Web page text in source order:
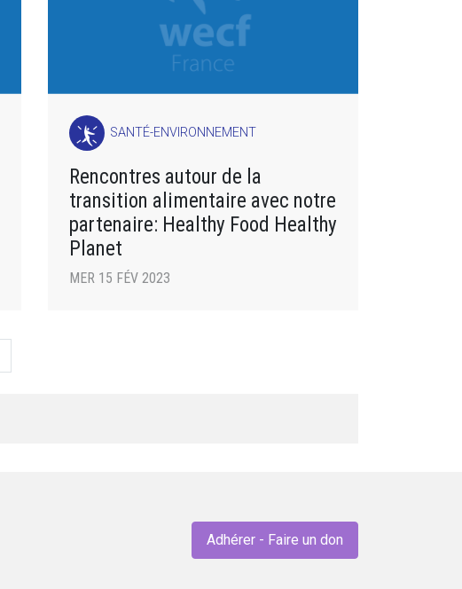
SANTÉ-ENVIRONNEMENT
Rencontres autour de la
transition alimentaire avec notre
partenaire: Healthy Food Healthy
Planet
MER 15 FÉV 2023
Adhérer - Faire un don